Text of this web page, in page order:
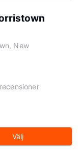
New
Välj